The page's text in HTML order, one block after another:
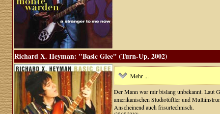
Richard X. Heyman: "Basic Glee" (Turn-Up, 2002)
Mehr ...
Der Mann war mir bislang unbekannt. Laut
amerikanischen Studiotüftler und
Anscheinend auch frisurtechnisch.